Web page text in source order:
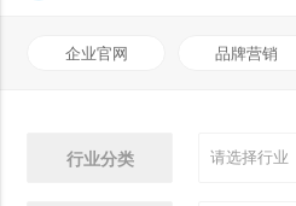
企业官网 品牌营销
行业分类